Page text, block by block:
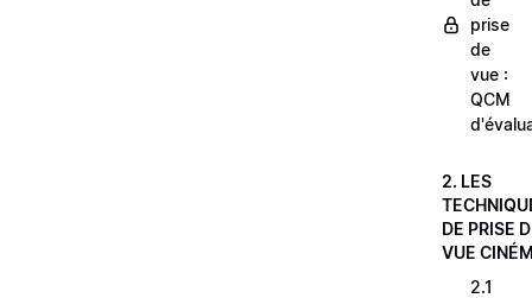
prise
de
vue :
QCM
2. LES
DE PRISE
VUE
2.1